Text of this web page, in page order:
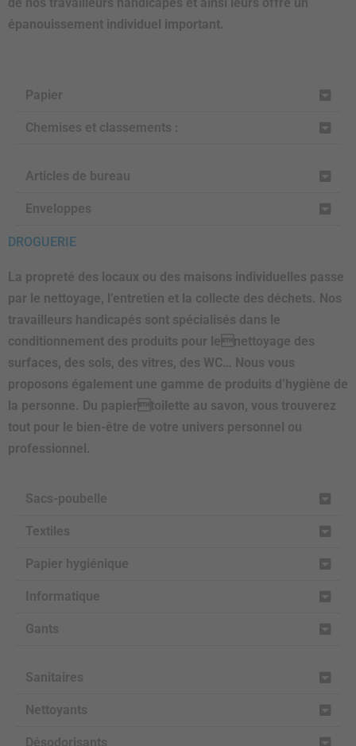
épanouissement individuel important.
Papier
Chemises et classements :
Articles de bureau
Enveloppes
DROGUERIE
La propreté des locaux ou des maisons individuelles passe
par le nettoyage, l’entretien et la collecte des déchets. Nos
travailleurs handicapés sont spécialisés dans le
conditionnement des produits pour lenettoyage des
surfaces, des sols, des vitres, des WC… Nous vous
proposons également une gamme de produits d’hygiène de
la personne. Du papiertoilette au savon, vous trouverez
tout pour le bien-être de votre univers personnel ou
professionnel.
Sacs-poubelle
Textiles
Papier hygiénique
Informatique
Gants
Sanitaires
Nettoyants
Désodorisants